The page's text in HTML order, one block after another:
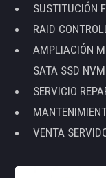
SUSTITUCIÓN
RAID
AMPLIACIÓN
SATA SSD
SERVICIO
VENTA